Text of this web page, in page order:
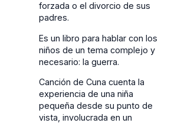
forzada o el divorcio de sus
padres.
Es un libro para hablar con los
niños de un tema complejo y
necesario: la guerra.
Canción de Cuna cuenta la
experiencia de una niña
pequeña desde su punto de
vista, involucrada en un